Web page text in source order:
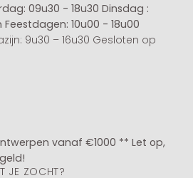
09u30 - 18u30 Dinsdag :
10u00 - 18u00
9u30 – 16u30 Gesloten op
vanaf €1000 ** Let op,
JE ZOCHT?